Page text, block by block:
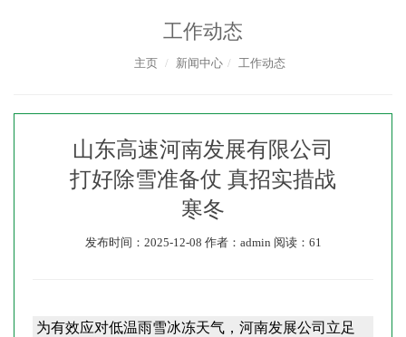
工作动态
主页 新闻中心 工作动态
山东高速河南发展有限公司
打好除雪准备仗 真招实措战
寒冬
发布时间：2025-12-08 作者：admin 阅读：61
为有效应对低温雨雪冰冻天气，河南发展公司立足